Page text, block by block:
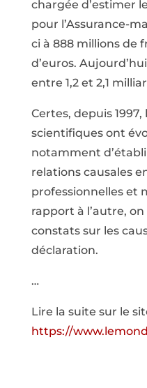
chargée d’estimer
pour l’Assurance-
ci à 888 millions de
d’euros.
entre 1,2 et 2,1
Certes, depuis
scientifiques ont
notamment
relations causales
professionnelles et
rapport à l’autre,
constats sur les
déclaration.
…
Lire la suite sur le
https://